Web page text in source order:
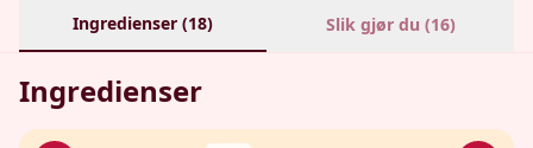
Ingredienser (18) Slik gjør du (16)
Ingredienser